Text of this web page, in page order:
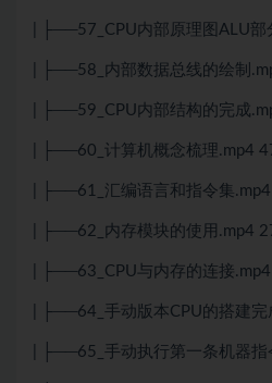
| ├──57_CPU内部原理图ALU
| ├──58_内部数据总线的绘制
| ├──59_CPU内部结构的完成
| ├──60_计算机概念梳理.mp4
| ├──61_汇编语言和指令集
| ├──62_内存模块的使用.mp4
| ├──63_CPU与内存的连接
| ├──64_手动版本CPU的搭建
| ├──65_手动执行第一条机器